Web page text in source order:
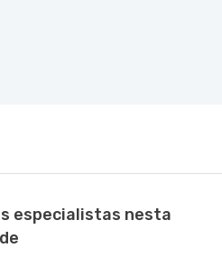
especialistas nesta